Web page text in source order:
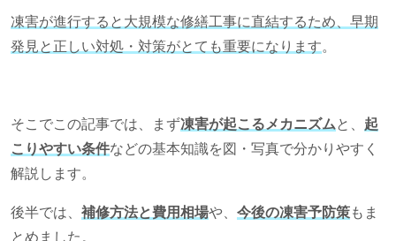
凍害が進行すると大規模な修繕工事に直結するため、早期
発見と正しい対処・対策がとても重要になります。
そこでこの記事では、まず凍害が起こるメカニズムと、 起
こりやすい条件などの基本知識を図・写真で分かりやすく
解説します。
後半では、 補修方法と費用相場や、 今後の凍害予防策もま
とめました。